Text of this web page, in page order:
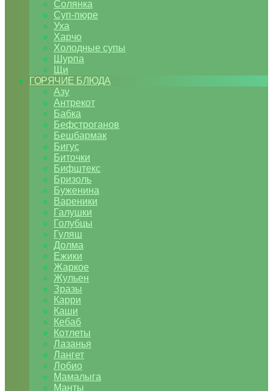
Солянка
Суп-пюре
Уха
Харчо
Холодные супы
Шурпа
Щи
ГОРЯЧИЕ БЛЮДА
Азу
Антрекот
Бабка
Бефстроганов
Бешбармак
Бигус
Биточки
Бифштекс
Бризоль
Буженина
Вареники
Галушки
Голубцы
Гуляш
Долма
Ежики
Жаркое
Жульен
Зразы
Карри
Каши
Кебаб
Котлеты
Лазанья
Лангет
Лобио
Мамалыга
Манты